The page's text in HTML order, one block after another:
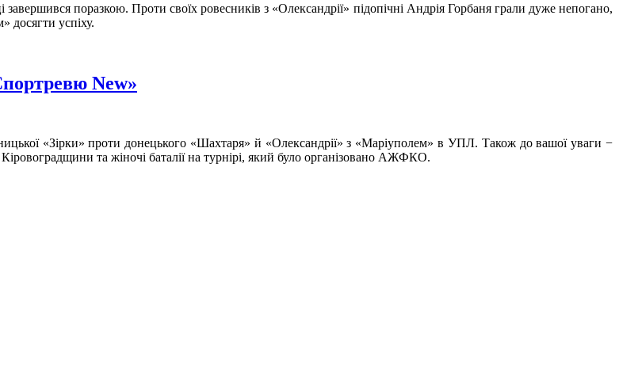
поразкою. Проти своїх ровесників з «Олександрії» підопічні Андрія Горбаня грали дуже непогано,
досягти успіху.
New»
«Зірки» проти донецького «Шахтаря» й «Олександрії» з «Маріуполем» в УПЛ. Також до вашої уваги −
та жіночі баталії на турнірі, який було організовано АЖФКО.